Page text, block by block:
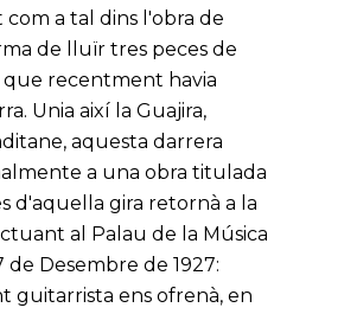
com a tal dins l'obra de
de lluïr tres peces de
recentment havia
Unia així la Guajira,
aquesta darrera
a una obra titulada
d'aquella gira retornà a la
al Palau de la Música
de Desembre de 1927:
guitarrista ens ofrenà, en